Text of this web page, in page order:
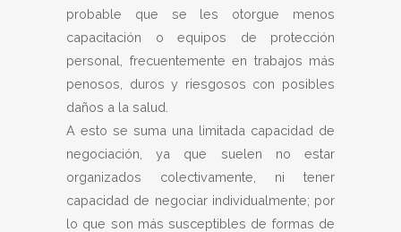
probable que se les otorgue menos
capacitación o equipos de protección
personal, frecuentemente en trabajos más
penosos, duros y riesgosos con posibles
daños a la salud.
A esto se suma una limitada capacidad de
negociación, ya que suelen no estar
organizados colectivamente, ni tener
capacidad de negociar individualmente; por
lo que son más susceptibles de formas de